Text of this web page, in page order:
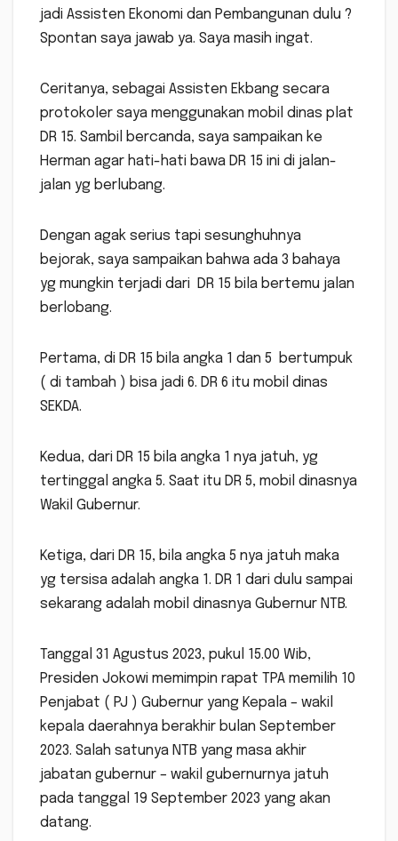
jadi Assisten Ekonomi dan Pembangunan dulu ?
Spontan saya jawab ya. Saya masih ingat.
Ceritanya, sebagai Assisten Ekbang secara
protokoler saya menggunakan mobil dinas plat
DR 15. Sambil bercanda, saya sampaikan ke
Herman agar hati-hati bawa DR 15 ini di jalan-
jalan yg berlubang.
Dengan agak serius tapi sesunghuhnya
bejorak, saya sampaikan bahwa ada 3 bahaya
yg mungkin terjadi dari DR 15 bila bertemu jalan
berlobang.
Pertama, di DR 15 bila angka 1 dan 5 bertumpuk
( di tambah ) bisa jadi 6. DR 6 itu mobil dinas
SEKDA.
Kedua, dari DR 15 bila angka 1 nya jatuh, yg
tertinggal angka 5. Saat itu DR 5, mobil dinasnya
Wakil Gubernur.
Ketiga, dari DR 15, bila angka 5 nya jatuh maka
yg tersisa adalah angka 1. DR 1 dari dulu sampai
sekarang adalah mobil dinasnya Gubernur NTB.
Tanggal 31 Agustus 2023, pukul 15.00 Wib,
Presiden Jokowi memimpin rapat TPA memilih 10
Penjabat ( PJ ) Gubernur yang Kepala – wakil
kepala daerahnya berakhir bulan September
2023. Salah satunya NTB yang masa akhir
jabatan gubernur – wakil gubernurnya jatuh
pada tanggal 19 September 2023 yang akan
datang.